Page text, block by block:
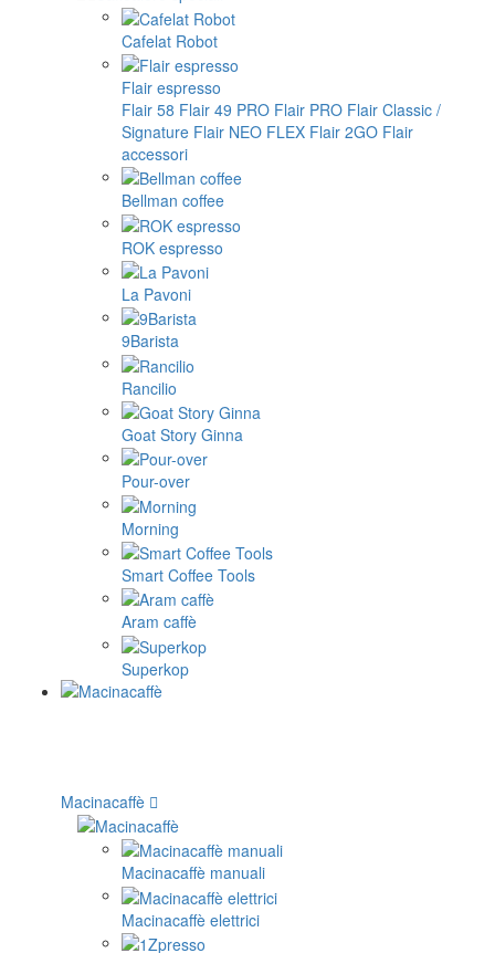
Cafelat Robot
Flair espresso
Flair 58 Flair 49 PRO Flair PRO Flair Classic /
Signature Flair NEO FLEX Flair 2GO Flair
accessori
Bellman coffee
ROK espresso
La Pavoni
9Barista
Rancilio
Goat Story Ginna
Pour-over
Morning
Smart Coffee Tools
Aram caffè
Superkop
Macinacaffè
Macinacaffè manuali
Macinacaffè elettrici